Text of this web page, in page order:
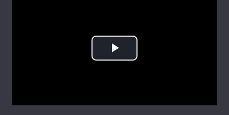
Статті
Архів Вакансії
Play